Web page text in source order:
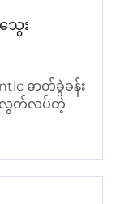
ေး
ဓာတ်ခွဲခန်း
လွတ်လပ်တဲ့